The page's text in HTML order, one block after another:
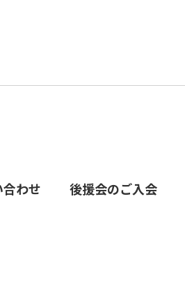
わせ 後援会のご入会